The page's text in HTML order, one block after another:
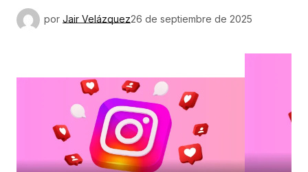
por Jair Velázquez26 de septiembre de 2025